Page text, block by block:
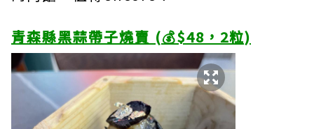
青森縣黑蒜帶子燒賣 (💰$48，2粒)